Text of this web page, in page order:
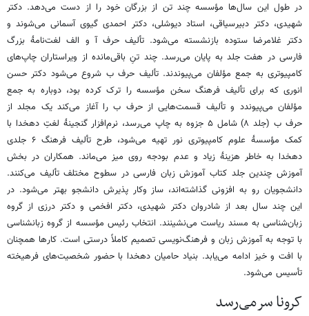
در طول این سال‌ها مؤسسه چند تن از بزرگان خود را از دست می‌دهد. دکتر
شهیدی، دکتر دبیرسیاقی، استاد دیوشلی، دکتر احمدی گیوی آسمانی می‌شوند و
دکتر غلامرضا ستوده بازنشسته می‌شود. تألیف حرف آ و الف لغت‌نامۀ بزرگ
فارسی در هفت جلد به پایان می‌رسد. چند تنِ باقی‌مانده از ویراستاران چاپ‌های
کامپیوتری به جمع مؤلفان می‌پیوندند. تألیف حرف ب شروع می‌شود دکتر حسن
انوری که برای تألیف فرهنگ سخن مؤسسه را ترک کرده بود، دوباره به جمع
مؤلفان می‌پیوندد و تألیف قسمت‌هایی از حرف ب را آغاز می‌کند یک مجلد از
حرف ب (جلد ۸) شامل ۵ جزوه به چاپ می‌رسد، نرم‌افزار گنجینۀ لغتِ دهخدا با
کمک مؤسسۀ علوم کامپیوتری نور تهیه می‌شود، طرح تألیف فرهنگ ۶ جلدی
دهخدا به خاطر هزینۀ زیاد و عدم بودجه روی میز می‌ماند. همکاران در بخش
آموزش چندین جلد کتاب آموزش زبان فارسی در سطوح مختلف تألیف می‌کنند.
دانشجویان رو به افزونی گذاشته‌اند، ساز وکار پذیرش دانشجو بهتر می‌شود. در
این چند سال بعد از شادروان دکتر شهیدی، دکتر افخمی و دکتر درزی از گروه
زبان‌شناسی به مسند ریاست می‌نشینند. انتخاب رئیس مؤسسه از گروه زبانشناسی
با توجه به آموزش زبان و فرهنگ‌نویسی تصمیم کاملاً درستی است. کارها همچنان
با افت و خیز ادامه می‌یابد. بنیاد حامیان دهخدا با حضور شخصیت‌های فرهیخته
تأسیس می‌شود.
کرونا سرمی‌رسد